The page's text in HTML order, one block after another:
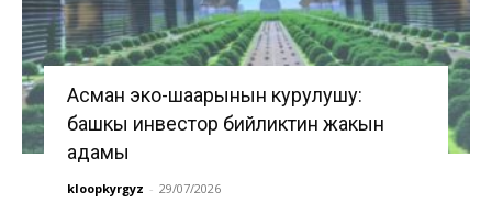
Асман эко-шаарынын курулушу:
башкы инвестор бийликтин жакын
адамы
kloopkyrgyz - 29/07/2026